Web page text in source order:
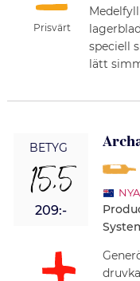
Prisvärt
speciell
lätt
BETYG
15,5
209:-